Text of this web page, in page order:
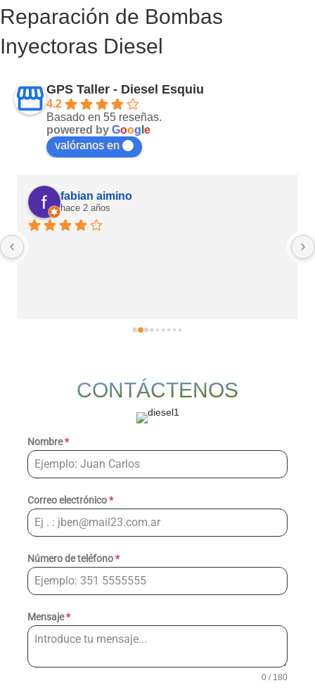
Reparación de Bombas
Inyectoras Diesel
GPS Taller - Diesel Esquiu
4.2
Basado en 55 reseñas.
powered by Goog e
valóranos en
fabian aimino
hace 2 años
CONTÁCTENOS
Nombre*
Correo electrónico*
Número de teléfono*
Mensaje*
0 / 180